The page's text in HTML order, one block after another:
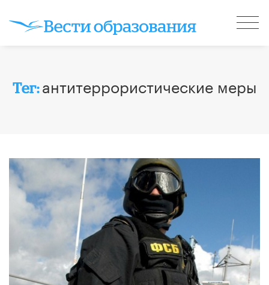
Тег:антитеррористические меры